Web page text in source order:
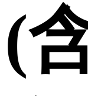
(